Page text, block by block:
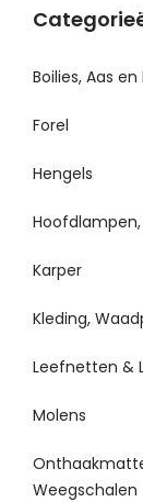
Boilies, Aas
Forel
Hengels
Karper
Kleding,
Leefnetten &
Molens
Weegschalen